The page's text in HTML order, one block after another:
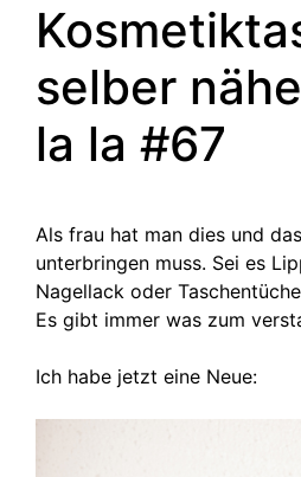
selber
la la #67
Als frau hat man dies und
unterbringen muss. Sei es
Nagellack oder
Es gibt immer was zum
Ich habe jetzt eine Neue: